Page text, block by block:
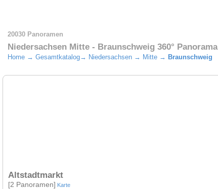
20030 Panoramen
Niedersachsen Mitte - Braunschweig 360° Panorama
Home → Gesamtkatalog→ Niedersachsen → Mitte → Braunschweig
Altstadtmarkt
[2 Panoramen] Karte